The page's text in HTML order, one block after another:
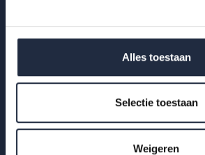
Alles toestaan
Selectie toestaan
Weigeren
Werkdruk is niet het hele
in werkbeleving hangen
hulpbronnen zoals
steun